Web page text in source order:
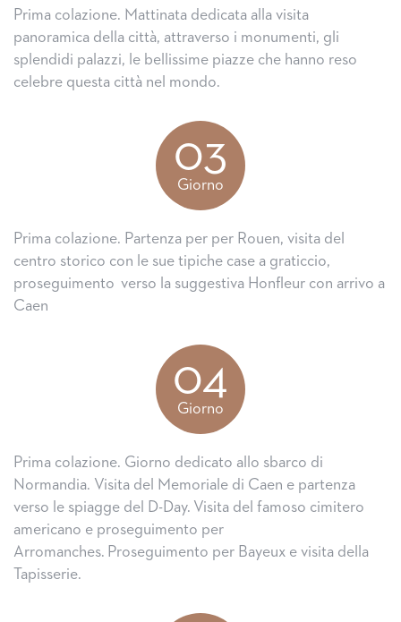
Prima colazione. Mattinata dedicata alla visita
panoramica della città, attraverso i monumenti, gli
splendidi palazzi, le bellissime piazze che hanno reso
celebre questa città nel mondo.
03
Giorno
Prima colazione. Partenza per per Rouen, visita del
centro storico con le sue tipiche case a graticcio,
proseguimento verso la suggestiva Honfleur con arrivo a
Caen
04
Giorno
Prima colazione. Giorno dedicato allo sbarco di
Normandia. Visita del Memoriale di Caen e partenza
verso le spiagge del D-Day. Visita del famoso cimitero
americano e proseguimento per
Arromanches. Proseguimento per Bayeux e visita della
Tapisserie.